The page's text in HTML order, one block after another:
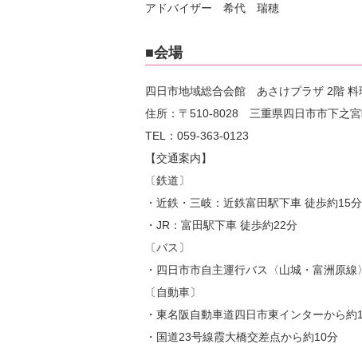
アドバイザー 希代 瑞穂
■会場
四日市地域総合会館 あさけプラザ 2階 料
住所：〒510-8028 三重県四日市市下之宮
TEL：059-363-0123
【交通案内】
〔鉄道〕
・近鉄・三岐：近鉄富田駅下車 徒歩約15分
・JR：富田駅下車 徒歩約22分
〔バス〕
・四日市市自主運行バス〈山城・富洲原
〔自動車〕
・東名阪自動車道四日市東インターから約
・国道23号線霞大橋交差点から約10分